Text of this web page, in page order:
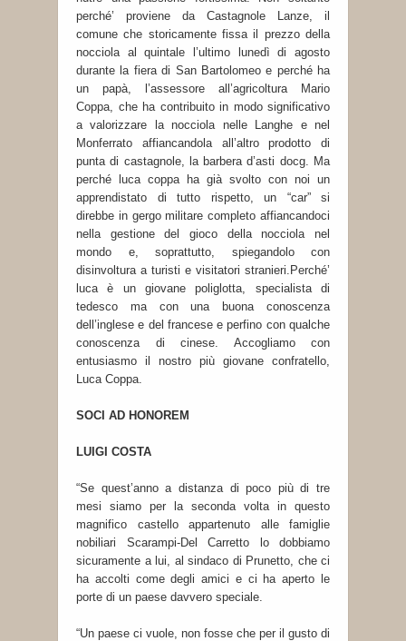
perché’ proviene da Castagnole Lanze, il
comune che storicamente fissa il prezzo della
nocciola al quintale l’ultimo lunedì di agosto
durante la fiera di San Bartolomeo e perché ha
un papà, l’assessore all’agricoltura Mario
Coppa, che ha contribuito in modo significativo
a valorizzare la nocciola nelle Langhe e nel
Monferrato affiancandola all’altro prodotto di
punta di castagnole, la barbera d’asti docg. Ma
perché luca coppa ha già svolto con noi un
apprendistato di tutto rispetto, un “car” si
direbbe in gergo militare completo affiancandoci
nella gestione del gioco della nocciola nel
mondo e, soprattutto, spiegandolo con
disinvoltura a turisti e visitatori stranieri.Perché’
luca è un giovane poliglotta, specialista di
tedesco ma con una buona conoscenza
dell’inglese e del francese e perfino con qualche
conoscenza di cinese. Accogliamo con
entusiasmo il nostro più giovane confratello,
Luca Coppa.
SOCI AD HONOREM
LUIGI COSTA
“Se quest’anno a distanza di poco più di tre
mesi siamo per la seconda volta in questo
magnifico castello appartenuto alle famiglie
nobiliari Scarampi-Del Carretto lo dobbiamo
sicuramente a lui, al sindaco di Prunetto, che ci
ha accolti come degli amici e ci ha aperto le
porte di un paese davvero speciale.
“Un paese ci vuole, non fosse che per il gusto di